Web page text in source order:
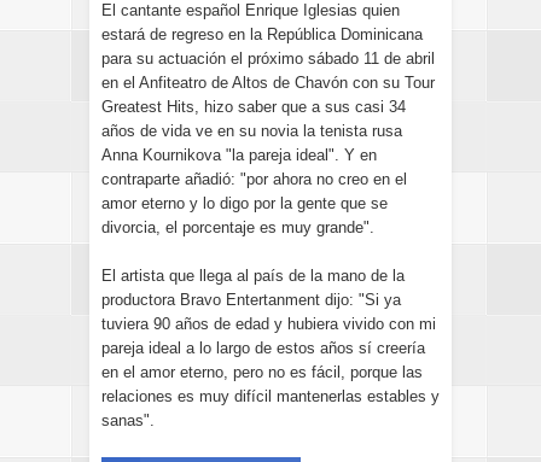
El cantante español Enrique Iglesias quien
estará de regreso en la República Dominicana
para su actuación el próximo sábado 11 de abril
en el Anfiteatro de Altos de Chavón con su Tour
Greatest Hits, hizo saber que a sus casi 34
años de vida ve en su novia la tenista rusa
Anna Kournikova "la pareja ideal". Y en
contraparte añadió: "por ahora no creo en el
amor eterno y lo digo por la gente que se
divorcia, el porcentaje es muy grande".
El artista que llega al país de la mano de la
productora Bravo Entertanment dijo: "Si ya
tuviera 90 años de edad y hubiera vivido con mi
pareja ideal a lo largo de estos años sí creería
en el amor eterno, pero no es fácil, porque las
relaciones es muy difícil mantenerlas estables y
sanas".